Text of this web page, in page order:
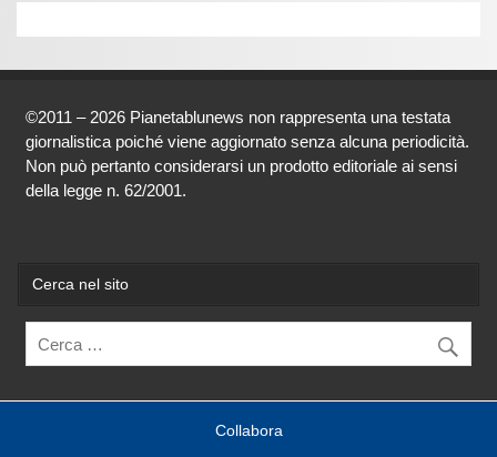
©2011 – 2026 Pianetablunews non rappresenta una testata
giornalistica poiché viene aggiornato senza alcuna periodicità.
Non può pertanto considerarsi un prodotto editoriale ai sensi
della legge n. 62/2001.
Cerca nel sito
Collabora